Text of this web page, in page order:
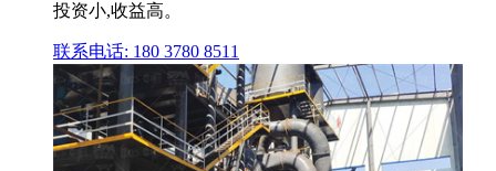
投资小,收益高。
联系电话: 180 3780 8511